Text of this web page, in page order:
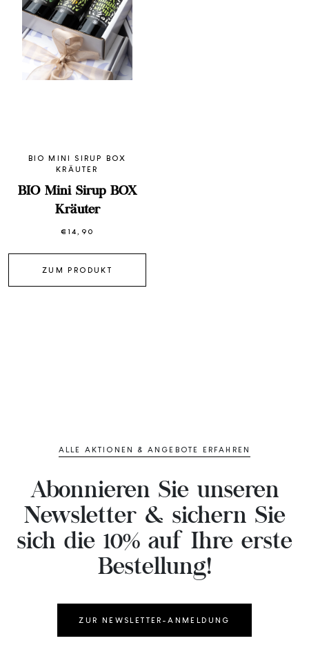
BIO MINI SIRUP BOX
KRÄUTER
BIO Mini Sirup BOX
Kräuter
€ 14,90
ZUM PRODUKT
ALLE AKTIONEN & ANGEBOTE ERFAHREN
Abonnieren Sie unseren
Newsletter & sichern Sie
sich die 10% auf Ihre erste
Bestellung!
ZUR NEWSLETTER-ANMELDUNG